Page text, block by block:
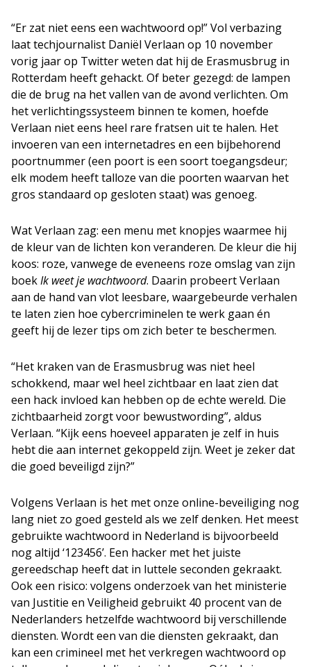
“Er zat niet eens een wachtwoord op!” Vol verbazing
laat techjournalist Daniël Verlaan op 10 november
vorig jaar op Twitter weten dat hij de Erasmusbrug in
Rotterdam heeft gehackt. Of beter gezegd: de lampen
die de brug na het vallen van de avond verlichten. Om
het verlichtingssysteem binnen te komen, hoefde
Verlaan niet eens heel rare fratsen uit te halen. Het
invoeren van een internetadres en een bijbehorend
poortnummer (een poort is een soort toegangsdeur;
elk modem heeft talloze van die poorten waarvan het
gros standaard op gesloten staat) was genoeg.
Wat Verlaan zag: een menu met knopjes waarmee hij
de kleur van de lichten kon veranderen. De kleur die hij
koos: roze, vanwege de eveneens roze omslag van zijn
boekIk weet je wachtwoord. Daarin probeert Verlaan
aan de hand van vlot leesbare, waargebeurde verhalen
te laten zien hoe cybercriminelen te werk gaan én
geeft hij de lezer tips om zich beter te beschermen.
“Het kraken van de Erasmusbrug was niet heel
schokkend, maar wel heel zichtbaar en laat zien dat
een hack invloed kan hebben op de echte wereld. Die
zichtbaarheid zorgt voor bewustwording”, aldus
Verlaan. “Kijk eens hoeveel apparaten je zelf in huis
hebt die aan internet gekoppeld zijn. Weet je zeker dat
die goed beveiligd zijn?”
Volgens Verlaan is het met onze online-beveiliging nog
lang niet zo goed gesteld als we zelf denken. Het meest
gebruikte wachtwoord in Nederland is bijvoorbeeld
nog altijd ‘123456’. Een hacker met het juiste
gereedschap heeft dat in luttele seconden gekraakt.
Ook een risico: volgens onderzoek van het ministerie
van Justitie en Veiligheid gebruikt 40 procent van de
Nederlanders hetzelfde wachtwoord bij verschillende
diensten. Wordt een van die diensten gekraakt, dan
kan een crimineel met het verkregen wachtwoord op